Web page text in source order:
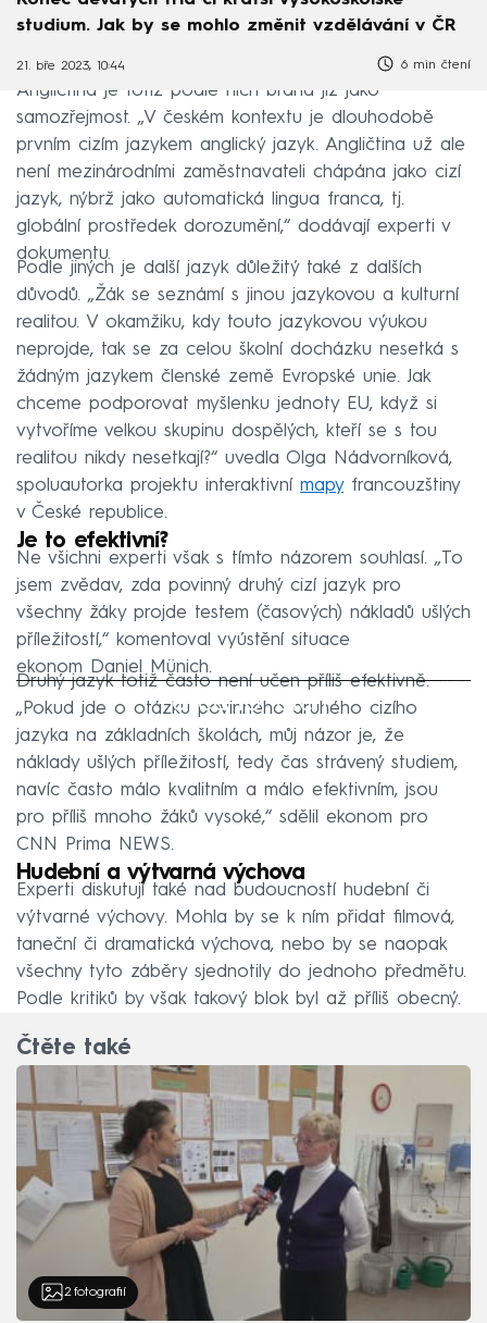
studium. Jak by se mohlo změnit vzdělávání v ČR
21. bře 2023, 10:44 6 min čtení
Angličtina je totiž podle nich brána již jako
samozřejmost. „V českém kontextu je dlouhodobě
prvním cizím jazykem anglický jazyk. Angličtina už ale
není mezinárodními zaměstnavateli chápána jako cizí
jazyk, nýbrž jako automatická lingua franca, tj.
globální prostředek dorozumění,“ dodávají experti v
dokumentu.
Podle jiných je další jazyk důležitý také z dalších
důvodů. „Žák se seznámí s jinou jazykovou a kulturní
realitou. V okamžiku, kdy touto jazykovou výukou
neprojde, tak se za celou školní docházku nesetká s
žádným jazykem členské země Evropské unie. Jak
chceme podporovat myšlenku jednoty EU, když si
vytvoříme velkou skupinu dospělých, kteří se s tou
realitou nikdy nesetkají?“ uvedla Olga Nádvorníková,
spoluautorka projektu interaktivní mapyfrancouzštiny
v České republice.
Je to efektivní?
Ne všichni experti však s tímto názorem souhlasí. „To
jsem zvědav, zda povinný druhý cizí jazyk pro
všechny žáky projde testem (časových) nákladů ušlých
příležitostí,“ komentoval vyústění situace
ekonom Daniel Münich.
Failed to fetch
Druhý jazyk totiž často není učen příliš efektivně.
„Pokud jde o otázku povinného druhého cizího
jazyka na základních školách, můj názor je, že
náklady ušlých příležitostí, tedy čas strávený studiem,
navíc často málo kvalitním a málo efektivním, jsou
pro příliš mnoho žáků vysoké,“ sdělil ekonom pro
CNN Prima NEWS.
Hudební a výtvarná výchova
Experti diskutují také nad budoucností hudební či
výtvarné výchovy. Mohla by se k ním přidat filmová,
taneční či dramatická výchova, nebo by se naopak
všechny tyto záběry sjednotily do jednoho předmětu.
Podle kritiků by však takový blok byl až příliš obecný.
Čtěte také
2 fotografií